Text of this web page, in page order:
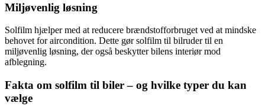
Miljøvenlig løsning​
Solfilm hjælper med at reducere brændstofforbruget ved at mindske
behovet for aircondition. Dette gør solfilm til bilruder til en
miljøvenlig løsning, der også beskytter bilens interiør mod
afblegning.
Fakta om solfilm til biler – og hvilke typer du kan
vælge